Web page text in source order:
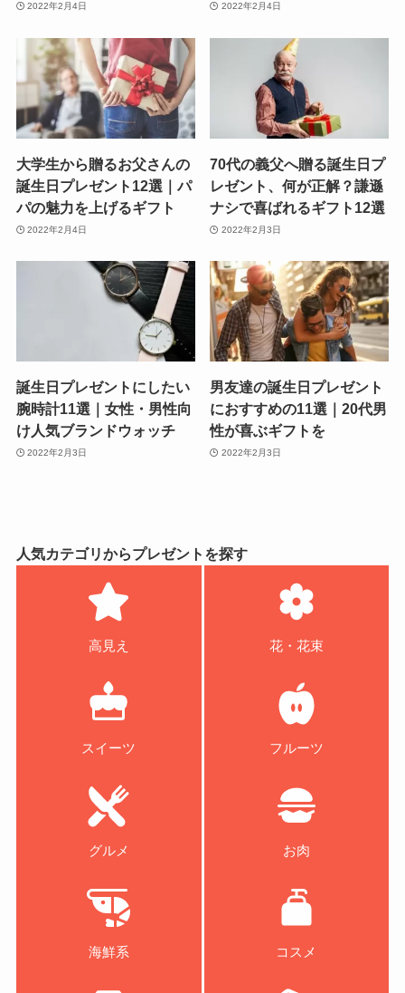
2022年2月4日 2022年2月4日
大学生から贈るお父さんの
誕生日プレゼント12選｜パ
パの魅力を上げるギフト
2022年2月4日
70代の義父へ贈る誕生日プ
レゼント、何が正解？謙遜
ナシで喜ばれるギフト12選
2022年2月3日
誕生日プレゼントにしたい
腕時計11選｜女性・男性向
け人気ブランドウォッチ
2022年2月3日
男友達の誕生日プレゼント
におすすめの11選｜20代男
性が喜ぶギフトを
2022年2月3日
人気カテゴリからプレゼントを探す
高見え 花・花束
スイーツ フルーツ
グルメ お肉
海鮮系 コスメ